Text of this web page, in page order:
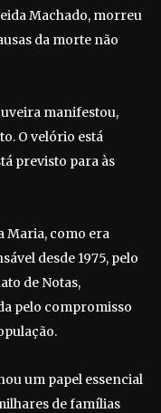
Machado, morreu
da morte não
manifestou,
O velório está
previsto para às
Maria, como era
desde 1975, pelo
de Notas,
pelo compromisso
um papel essencial
de famílias